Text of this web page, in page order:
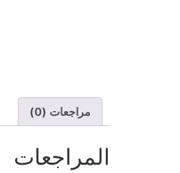
مراجعات (0)
المراجعات